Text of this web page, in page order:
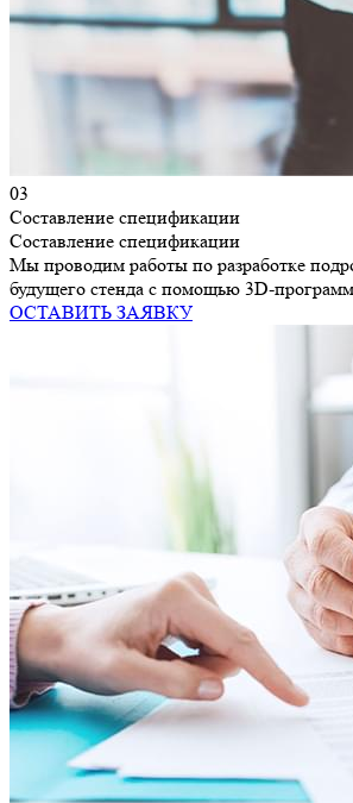
03
Составление спецификации
Составление спецификации
Мы проводим работы по разработке
будущего стенда с помощью 3D-
ОСТАВИТЬ ЗАЯВКУ